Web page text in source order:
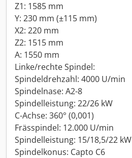
Z1: 1585 mm
Y: 230 mm (±115 mm)
X2: 220 mm
Z2: 1515 mm
A: 1550 mm
Linke/rechte Spindel:
Spindeldrehzahl: 4000 U/min
Spindelnase: A2-8
Spindelleistung: 22/26 kW
C-Achse: 360° (0,001)
Frässpindel: 12.000 U/min
Spindelleistung: 15/18,5/22 kW
Spindelkonus: Capto C6